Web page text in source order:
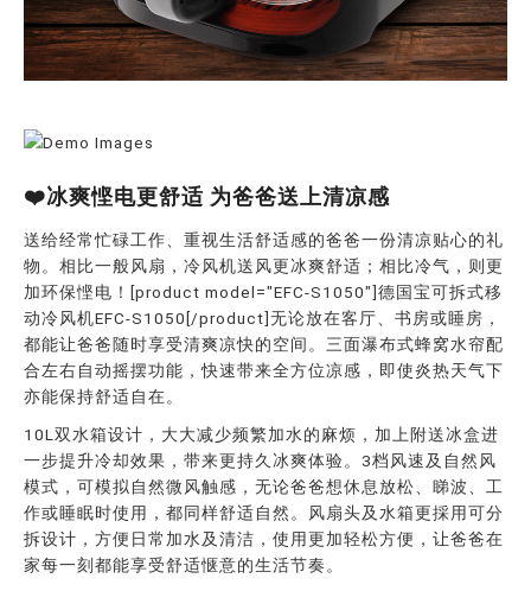
❤️冰爽悭电更舒适 为爸爸送上清凉感
送给经常忙碌工作、重视生活舒适感的爸爸一份清凉贴心的礼
物。相比一般风扇，冷风机送风更冰爽舒适；相比冷气，则更
加环保悭电！[product model="EFC-S1050"]德国宝可拆式移
动冷风机EFC-S1050[/product]无论放在客厅、书房或睡房，
都能让爸爸随时享受清爽凉快的空间。三面瀑布式蜂窝水帘配
合左右自动摇摆功能，快速带来全方位凉感，即使炎热天气下
亦能保持舒适自在。
10L双水箱设计，大大减少频繁加水的麻烦，加上附送冰盒进
一步提升冷却效果，带来更持久冰爽体验。3档风速及自然风
模式，可模拟自然微风触感，无论爸爸想休息放松、睇波、工
作或睡眠时使用，都同样舒适自然。风扇头及水箱更採用可分
拆设计，方便日常加水及清洁，使用更加轻松方便，让爸爸在
家每一刻都能享受舒适惬意的生活节奏。